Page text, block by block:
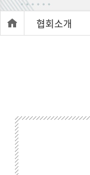
협회소개